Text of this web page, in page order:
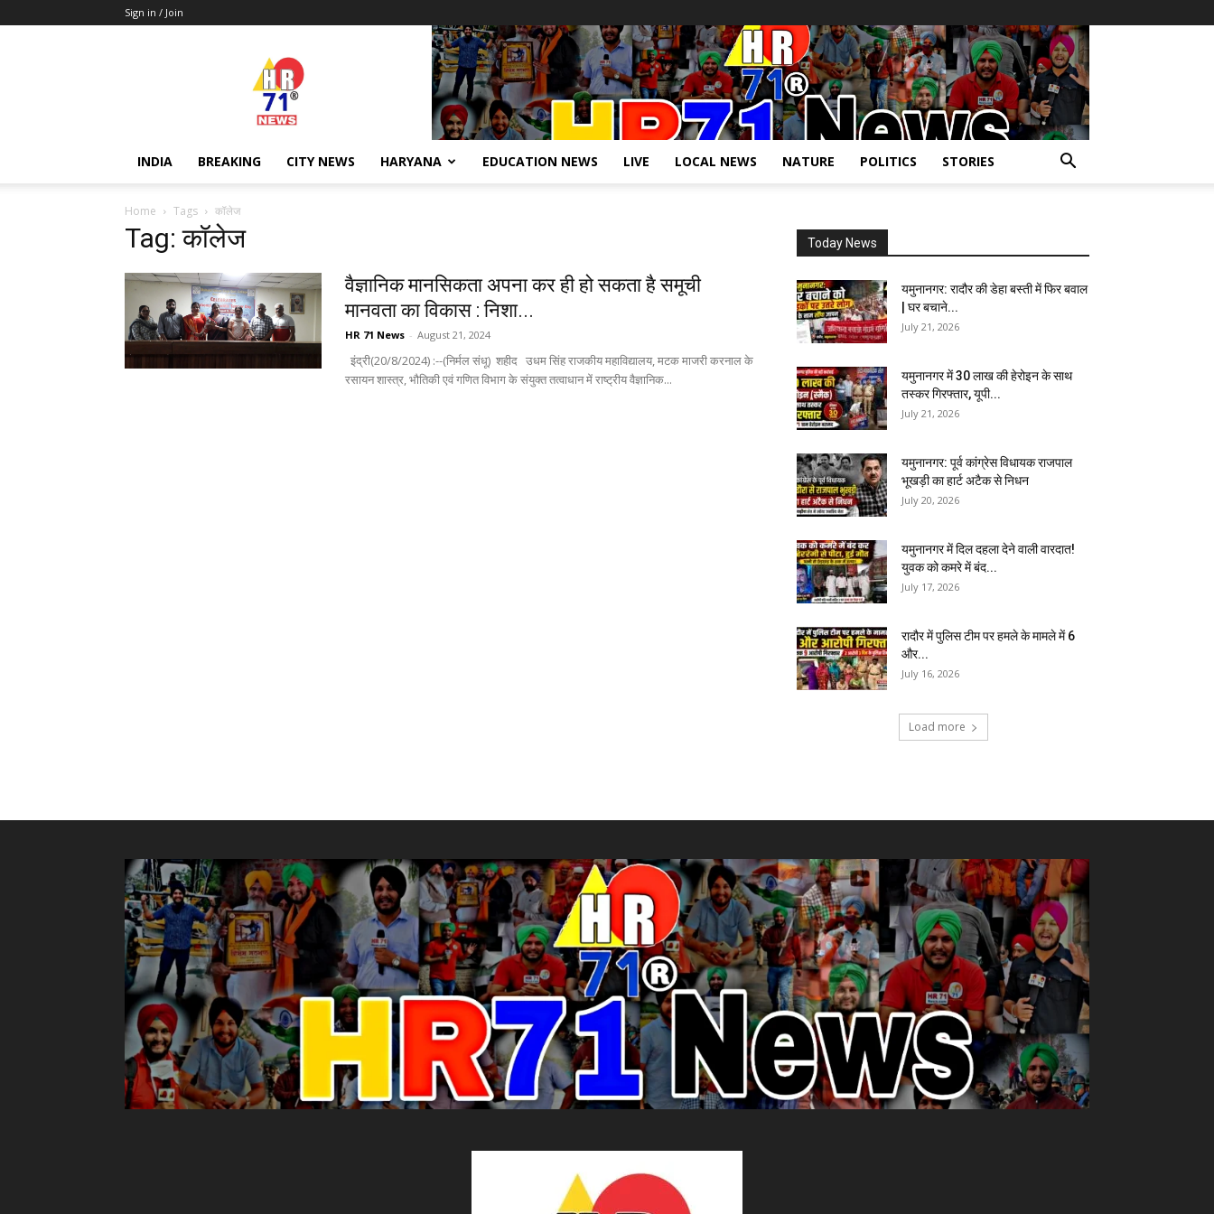
Sign in / Join
Hr71news
INDIA BREAKING CITY NEWS HARYANA EDUCATION NEWS LIVE LOCAL NEWS NATURE POLITICS STORIES
Home Tags कॉलेज
Tag: कॉलेज
वैज्ञानिक मानसिकता अपना कर ही हो सकता है समूची
मानवता का विकास : निशा...
HR 71 News - August 21, 2024
इंद्री(20/8/2024) :--(निर्मल संधू) शहीद उधम सिंह राजकीय महाविद्यालय, मटक माजरी करनाल के
रसायन शास्त्र, भौतिकी एवं गणित विभाग के संयुक्त तत्वाधान में राष्ट्रीय वैज्ञानिक...
Today News
यमुनानगर: रादौर की डेहा बस्ती में फिर बवाल
| घर बचाने...
July 21, 2026
यमुनानगर में 30 लाख की हेरोइन के साथ
तस्कर गिरफ्तार, यूपी...
July 21, 2026
यमुनानगर: पूर्व कांग्रेस विधायक राजपाल
भूखड़ी का हार्ट अटैक से निधन
July 20, 2026
यमुनानगर में दिल दहला देने वाली वारदात!
युवक को कमरे में बंद...
July 17, 2026
रादौर में पुलिस टीम पर हमले के मामले में 6
और...
July 16, 2026
Load more